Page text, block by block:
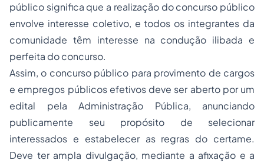
público significa que a realização do concurso público
envolve interesse coletivo, e todos os integrantes da
comunidade têm interesse na condução ilibada e
perfeita do concurso.
Assim, o concurso público para provimento de cargos
e empregos públicos efetivos deve ser aberto por um
edital pela Administração Pública, anunciando
publicamente seu propósito de selecionar
interessados e estabelecer as regras do certame.
Deve ter ampla divulgação, mediante a afixação e a